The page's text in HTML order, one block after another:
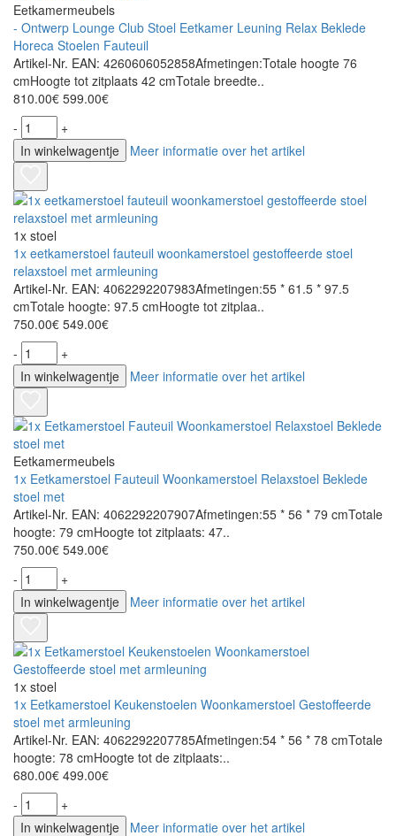
Eetkamermeubels
- Ontwerp Lounge Club Stoel Eetkamer Leuning Relax Beklede
Horeca Stoelen Fauteuil
Artikel-Nr. EAN: 4260606052858Afmetingen:Totale hoogte 76
cmHoogte tot zitplaats 42 cmTotale breedte..
810.00€ 599.00€
-
+
In winkelwagentje
Meer informatie over het artikel
1x stoel
1x eetkamerstoel fauteuil woonkamerstoel gestoffeerde stoel
relaxstoel met armleuning
Artikel-Nr. EAN: 4062292207983Afmetingen:55 * 61.5 * 97.5
cmTotale hoogte: 97.5 cmHoogte tot zitplaa..
750.00€ 549.00€
-
+
In winkelwagentje
Meer informatie over het artikel
Eetkamermeubels
1x Eetkamerstoel Fauteuil Woonkamerstoel Relaxstoel Beklede
stoel met
Artikel-Nr. EAN: 4062292207907Afmetingen:55 * 56 * 79 cmTotale
hoogte: 79 cmHoogte tot zitplaats: 47..
750.00€ 549.00€
-
+
In winkelwagentje
Meer informatie over het artikel
1x stoel
1x Eetkamerstoel Keukenstoelen Woonkamerstoel Gestoffeerde
stoel met armleuning
Artikel-Nr. EAN: 4062292207785Afmetingen:54 * 56 * 78 cmTotale
hoogte: 78 cmHoogte tot de zitplaats:..
680.00€ 499.00€
-
+
In winkelwagentje
Meer informatie over het artikel